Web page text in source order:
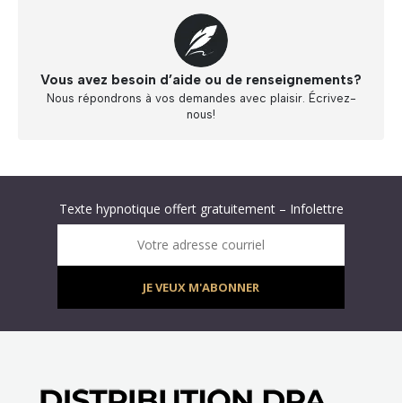
Vous avez besoin d’aide ou de renseignements?
Nous répondrons à vos demandes avec plaisir. Écrivez-
nous!
Texte hypnotique offert gratuitement – Infolettre
Infolettre : obtenez un MP3 d’hypnose gratuit !
Votre adresse courriel
JE VEUX M'ABONNER